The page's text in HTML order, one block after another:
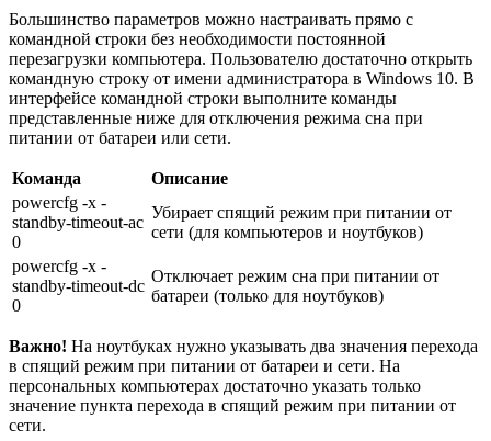
Большинство параметров можно настраивать прямо с
командной строки без необходимости постоянной
перезагрузки компьютера. Пользователю достаточно открыть
командную строку от имени администратора в Windows 10. В
интерфейсе командной строки выполните команды
представленные ниже для отключения режима сна при
питании от батареи или сети.
Команда
Описание
powercfg -x -
standby-timeout-ac
0
Убирает спящий режим при питании от
сети (для компьютеров и ноутбуков)
powercfg -x -
standby-timeout-dc
0
Отключает режим сна при питании от
батареи (только для ноутбуков)
Важно! На ноутбуках нужно указывать два значения перехода
в спящий режим при питании от батареи и сети. На
персональных компьютерах достаточно указать только
значение пункта перехода в спящий режим при питании от
сети.